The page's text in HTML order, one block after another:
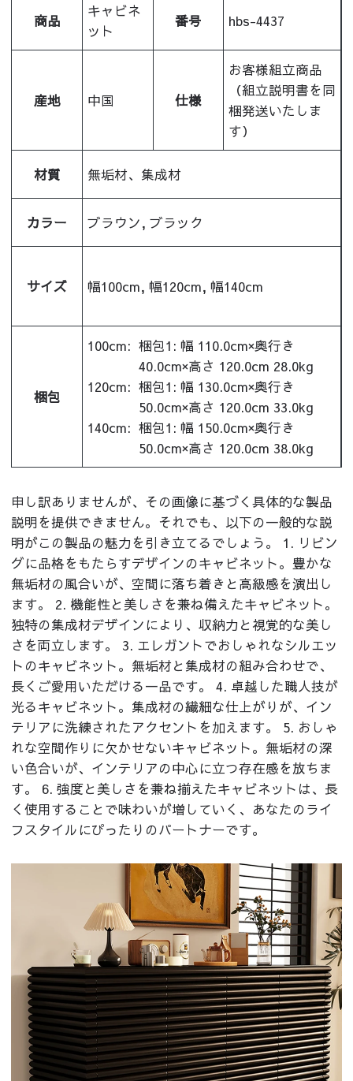
商品
キャビネ
ット
番号 hbs-4437
産地 中国 仕様
お客様組立商品
（組立説明書を同
梱発送いたしま
す）
材質 無垢材、集成材
カラー ブラウン, ブラック
サイズ 幅100cm, 幅120cm, 幅140cm
梱包
100cm: 梱包1: 幅 110.0cm×奥行き
40.0cm×高さ 120.0cm 28.0kg
120cm: 梱包1: 幅 130.0cm×奥行き
50.0cm×高さ 120.0cm 33.0kg
140cm: 梱包1: 幅 150.0cm×奥行き
50.0cm×高さ 120.0cm 38.0kg
申し訳ありませんが、その画像に基づく具体的な製品
説明を提供できません。それでも、以下の一般的な説
明がこの製品の魅力を引き立てるでしょう。 1. リビン
グに品格をもたらすデザインのキャビネット。豊かな
無垢材の風合いが、空間に落ち着きと高級感を演出し
ます。 2. 機能性と美しさを兼ね備えたキャビネット。
独特の集成材デザインにより、収納力と視覚的な美し
さを両立します。 3. エレガントでおしゃれなシルエッ
トのキャビネット。無垢材と集成材の組み合わせで、
長くご愛用いただける一品です。 4. 卓越した職人技が
光るキャビネット。集成材の繊細な仕上がりが、イン
テリアに洗練されたアクセントを加えます。 5. おしゃ
れな空間作りに欠かせないキャビネット。無垢材の深
い色合いが、インテリアの中心に立つ存在感を放ちま
す。 6. 強度と美しさを兼ね揃えたキャビネットは、長
く使用することで味わいが増していく、あなたのライ
フスタイルにぴったりのパートナーです。